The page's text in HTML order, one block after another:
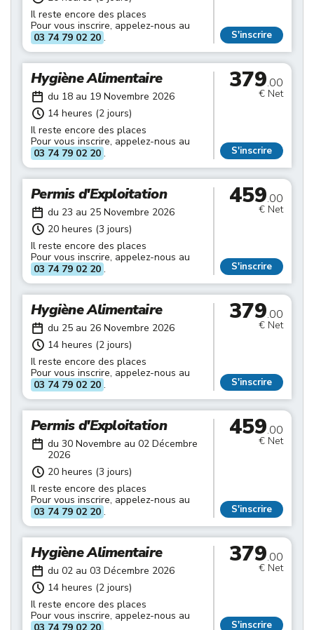
Il reste encore des places
Pour vous inscrire, appelez-nous au
03 74 79 02 20 . S'inscrire
Hygiène Alimentaire
du 18 au 19 Novembre 2026
14 heures (2 jours)
Il reste encore des places
Pour vous inscrire, appelez-nous au
03 74 79 02 20 .
379.00
€ Net
S'inscrire
Permis d'Exploitation
du 23 au 25 Novembre 2026
20 heures (3 jours)
Il reste encore des places
Pour vous inscrire, appelez-nous au
03 74 79 02 20 .
459.00
€ Net
S'inscrire
Hygiène Alimentaire
du 25 au 26 Novembre 2026
14 heures (2 jours)
Il reste encore des places
Pour vous inscrire, appelez-nous au
03 74 79 02 20 .
379.00
€ Net
S'inscrire
Permis d'Exploitation
du 30 Novembre au 02 Décembre
2026
20 heures (3 jours)
Il reste encore des places
Pour vous inscrire, appelez-nous au
03 74 79 02 20 .
459.00
€ Net
S'inscrire
Hygiène Alimentaire
du 02 au 03 Décembre 2026
14 heures (2 jours)
Il reste encore des places
Pour vous inscrire, appelez-nous au
379.00
€ Net
S'inscrire